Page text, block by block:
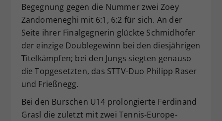
Begegnung gegen die Nummer zwei Zoey
Zandomeneghi mit 6:1, 6:2 für sich. An der
Seite ihrer Finalgegnerin glückte Schmidhofer
der einzige Doublegewinn bei den diesjährigen
Titelkämpfen; bei den Jungs siegten genauso
die Topgesetzten, das STTV-Duo Philipp Raser
und Frießnegg.
Bei den Burschen U14 prolongierte Ferdinand
Grasl die zuletzt mit zwei Tennis-Europe-